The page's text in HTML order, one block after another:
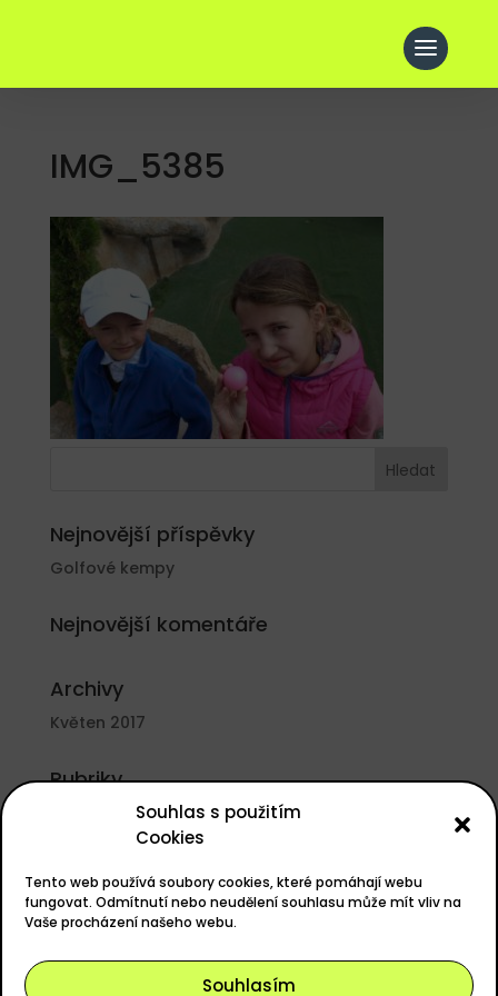
Souhlas s použitím
Cookies
Tento web používá soubory cookies, které pomáhají webu
fungovat. Odmítnutí nebo neudělení souhlasu může mít vliv na
Vaše procházení našeho webu.
Souhlasím
IMG_5385
Nejnovější příspěvky
Golfové kempy
Nejnovější komentáře
Archivy
Květen 2017
Rubriky
Nezařazené
Základní informace
Přihlásit se
Zdroj kanálů (příspěvky)